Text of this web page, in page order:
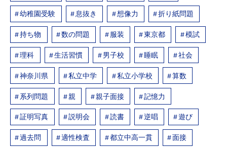
幼稚園受験 息抜き 想像力 折り紙問題
持ち物 数の問題 服装 東京都 模試
理科 生活習慣 男子校 睡眠 社会
神奈川県 私立中学 私立小学校 算数
系列問題 親 親子面接 記憶力
証明写真 説明会 読書 逆唱 遊び
過去問 適性検査 都立中高一貫 面接